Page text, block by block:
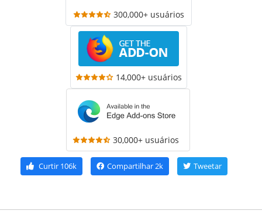
300,000+ usuários
14,000+ usuários
30,000+ usuários
Curtir 106k Compartilhar2k Tweetar